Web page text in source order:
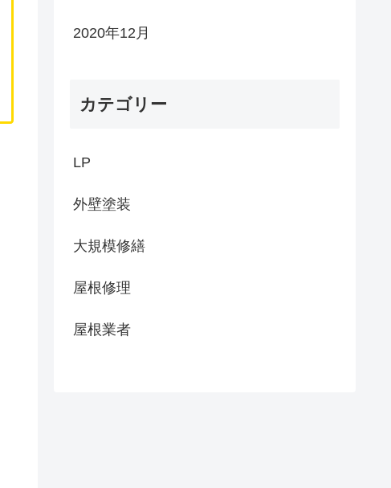
2020年12月
カテゴリー
LP
外壁塗装
大規模修繕
屋根修理
屋根業者